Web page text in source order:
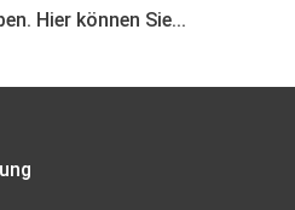
Hier können Sie...